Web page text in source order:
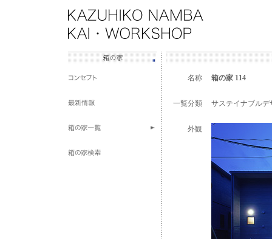
名称 箱の家 114
一覧分類 サステイナブルデ
外観